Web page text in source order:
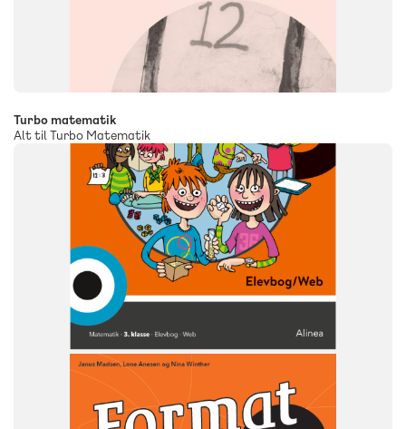
Turbo matematik
Alt til Turbo Matematik
NIVEAU
3. klasse